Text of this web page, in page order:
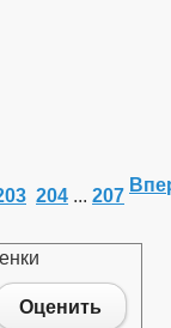
204 ... 207
Оценить